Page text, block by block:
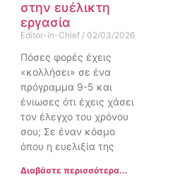
στην ευέλικτη
εργασία
Editor-in-Chief 02/03/2026
Πόσες φορές έχεις
«κολλήσει» σε ένα
πρόγραμμα 9-5 και
ένιωσες ότι έχεις χάσει
τον έλεγχο του χρόνου
σου; Σε έναν κόσμο
όπου η ευελιξία της
Διαβάστε περισσότερα...